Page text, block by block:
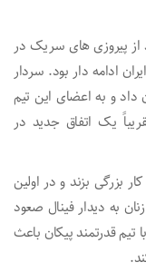
از پیروزی های سریک در
ادامه دار بود. سردار
و به اعضای این تیم
یک اتفاق جدید در
بزند و در اولین
به دیدار فینال صعود
تیم قدرتمند پیکان باعث